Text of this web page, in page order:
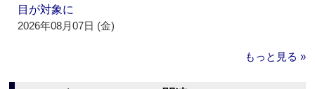
目が対象に
2026年08月07日 (金)
もっと見る »